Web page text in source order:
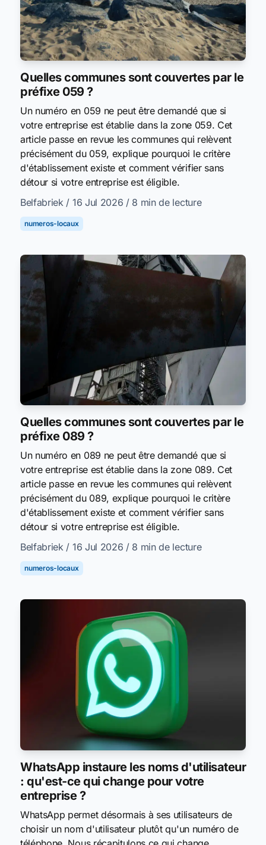
Quelles communes sont couvertes par le
préfixe 059 ?
Un numéro en 059 ne peut être demandé que si
votre entreprise est établie dans la zone 059. Cet
article passe en revue les communes qui relèvent
précisément du 059, explique pourquoi le critère
d'établissement existe et comment vérifier sans
détour si votre entreprise est éligible.
Belfabriek / 16 Jul 2026 / 8 min de lecture
numeros-locaux
Quelles communes sont couvertes par le
préfixe 089 ?
Un numéro en 089 ne peut être demandé que si
votre entreprise est établie dans la zone 089. Cet
article passe en revue les communes qui relèvent
précisément du 089, explique pourquoi le critère
d'établissement existe et comment vérifier sans
détour si votre entreprise est éligible.
Belfabriek / 16 Jul 2026 / 8 min de lecture
numeros-locaux
WhatsApp instaure les noms d'utilisateur
: qu'est-ce qui change pour votre
entreprise ?
WhatsApp permet désormais à ses utilisateurs de
choisir un nom d'utilisateur plutôt qu'un numéro de